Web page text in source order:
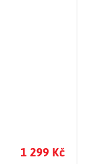
1 299 Kč